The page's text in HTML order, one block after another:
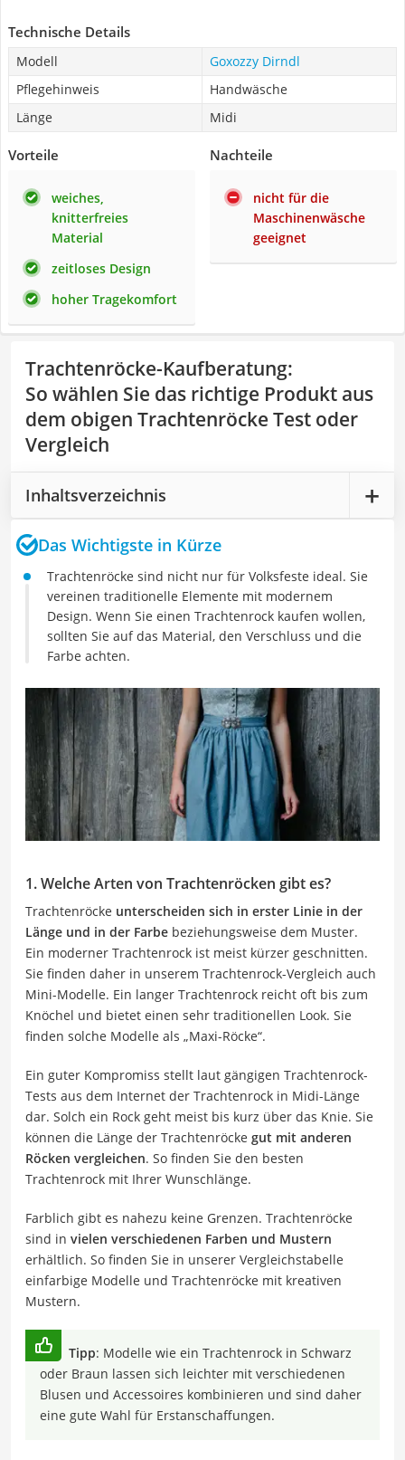
Technische Details
Modell
Goxozzy Dirndl
Pflegehinweis
Handwäsche
Länge
Midi
Vorteile
weiches,
knitterfreies
Material
zeitloses Design
hoher Tragekomfort
Nachteile
nicht für die
Maschinenwäsche
geeignet
Trachtenröcke-Kaufberatung:
So wählen Sie das richtige Produkt aus
dem obigen Trachtenröcke Test oder
Vergleich
Inhaltsverzeichnis
Das Wichtigste in Kürze
Trachtenröcke sind nicht nur für Volksfeste ideal. Sie
vereinen traditionelle Elemente mit modernem
Design. Wenn Sie einen Trachtenrock kaufen wollen,
sollten Sie auf das Material, den Verschluss und die
Farbe achten.
1. Welche Arten von Trachtenröcken gibt es?
Trachtenröcke unterscheiden sich in erster Linie in der
Länge und in der Farbe beziehungsweise dem Muster.
Ein moderner Trachtenrock ist meist kürzer geschnitten.
Sie finden daher in unserem Trachtenrock-Vergleich auch
Mini-Modelle. Ein langer Trachtenrock reicht oft bis zum
Knöchel und bietet einen sehr traditionellen Look. Sie
finden solche Modelle als „Maxi-Röcke“.
Ein guter Kompromiss stellt laut gängigen Trachtenrock-
Tests aus dem Internet der Trachtenrock in Midi-Länge
dar. Solch ein Rock geht meist bis kurz über das Knie. Sie
können die Länge der Trachtenröcke gut mit anderen
Röcken vergleichen. So finden Sie den besten
Trachtenrock mit Ihrer Wunschlänge.
Farblich gibt es nahezu keine Grenzen. Trachtenröcke
sind in vielen verschiedenen Farben und Mustern
erhältlich. So finden Sie in unserer Vergleichstabelle
einfarbige Modelle und Trachtenröcke mit kreativen
Mustern.
Tipp: Modelle wie ein Trachtenrock in Schwarz
oder Braun lassen sich leichter mit verschiedenen
Blusen und Accessoires kombinieren und sind daher
eine gute Wahl für Erstanschaffungen.